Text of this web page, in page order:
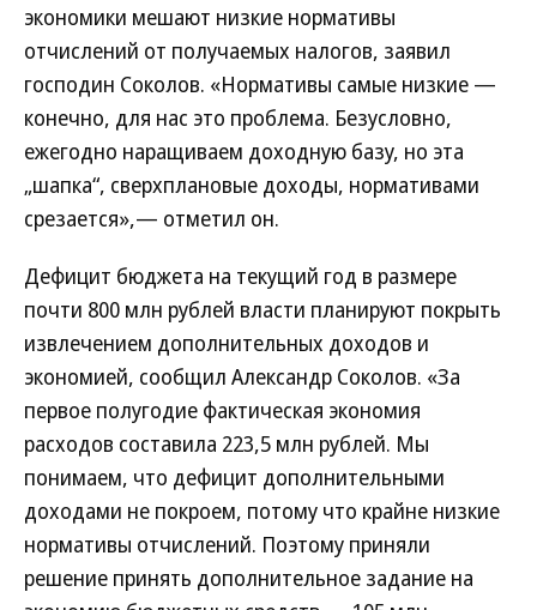
экономики мешают низкие нормативы
отчислений от получаемых налогов, заявил
господин Соколов. «Нормативы самые низкие —
конечно, для нас это проблема. Безусловно,
ежегодно наращиваем доходную базу, но эта
„шапка“, сверхплановые доходы, нормативами
срезается»,— отметил он.
Дефицит бюджета на текущий год в размере
почти 800 млн рублей власти планируют покрыть
извлечением дополнительных доходов и
экономией, сообщил Александр Соколов. «За
первое полугодие фактическая экономия
расходов составила 223,5 млн рублей. Мы
понимаем, что дефицит дополнительными
доходами не покроем, потому что крайне низкие
нормативы отчислений. Поэтому приняли
решение принять дополнительное задание на